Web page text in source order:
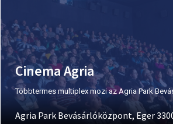
Cinema Agria
Többtermes multiplex mozi az Agria Park